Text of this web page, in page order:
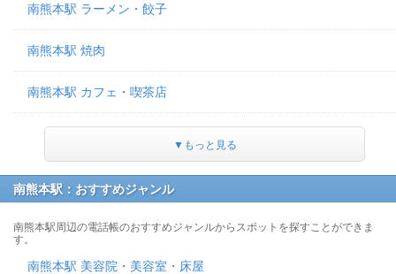
南熊本駅 ラーメン・餃子
南熊本駅 焼肉
南熊本駅 カフェ・喫茶店
▼もっと見る
南熊本駅：おすすめジャンル
南熊本駅周辺の電話帳のおすすめジャンルからスポットを探すことができま
す。
南熊本駅 美容院・美容室・床屋